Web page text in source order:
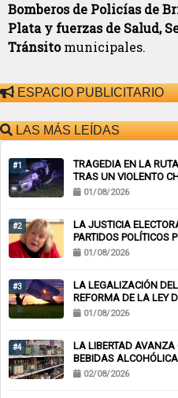
Bomberos de Policías de
Plata y fuerzas de Salud,
Tránsitomunicipales.
ESPACIO PUBLICITARIO
LAS MÁS LEÍDAS
#1
TRAGEDIA EN LA
TRAS UN VIOLENTO
01/08/2026
#2
LA JUSTICIA
PARTIDOS POLÍTICOS
01/08/2026
#3
LA LEGALIZACIÓN
REFORMA DE LA LEY
01/08/2026
#4
LA LIBERTAD AVANZA
BEBIDAS
02/08/2026